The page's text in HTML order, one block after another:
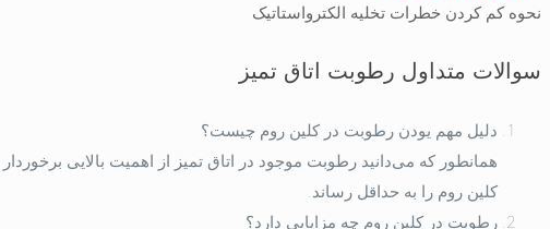
نحوه کم کردن خطرات تخلیه الکترواستاتیک
سوالات متداول رطوبت اتاق تمیز
دلیل مهم یودن رطوبت در کلین روم چیست؟
همانطور که می‌دانید رطوبت موجود در اتاق تمیز از اهمیت بالایی
کلین روم را به حداقل رساند.
رطوبت در کلین روم چه مزایایی دارد؟